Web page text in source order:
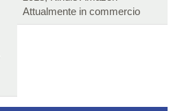
Attualmente in commercio